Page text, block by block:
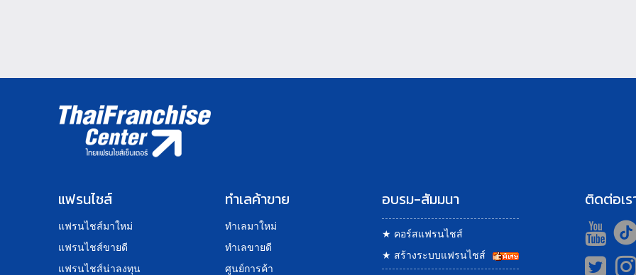
แฟรนไชส์
แฟรนไชส์มาใหม่
แฟรนไชส์ขายดี
แฟรนไชส์น่าลงทุน
ทำเลค้าขาย
ทำเลมาใหม่
ทำเลขายดี
ศูนย์การค้า
อบรม-สัมมนา
★ คอร์สแฟรนไชส์
★ สร้างระบบแฟรนไชส์
ติดต่อเร